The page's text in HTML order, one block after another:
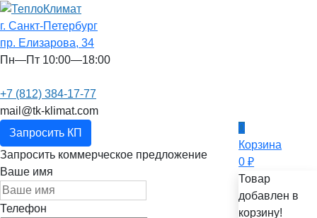
г. Санкт-Петербург
пр. Елизарова, 34
Пн—Пт 10:00—18:00
+7 (812) 384-17-77
mail@tk-klimat.com
Запросить КП
Запросить коммерческое предложение
Ваше имя
Телефон
0
Корзина
0₽
Товар
добавлен в
корзину!